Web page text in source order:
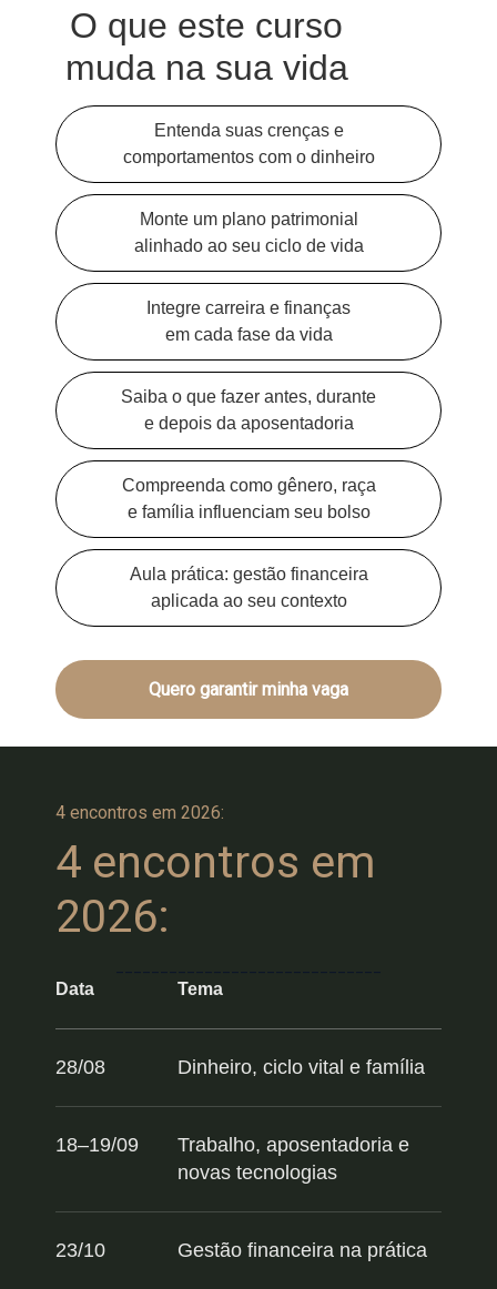
O que este curso
muda na sua vida
Entenda suas crenças e
comportamentos com o dinheiro
Monte um plano patrimonial
alinhado ao seu ciclo de vida
Integre carreira e finanças
em cada fase da vida
Saiba o que fazer antes, durante
e depois da aposentadoria
Compreenda como gênero, raça
e família influenciam seu bolso
Aula prática: gestão financeira
aplicada ao seu contexto
Quero garantir minha vaga
4 encontros em 2026:
4 encontros em
2026:
Data Tema
28/08 Dinheiro, ciclo vital e família
18–19/09
Trabalho, aposentadoria e
novas tecnologias
23/10 Gestão financeira na prática